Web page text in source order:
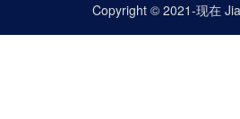
Copyright © 2021-现在